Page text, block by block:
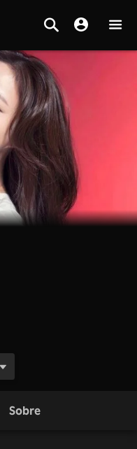
Sobre